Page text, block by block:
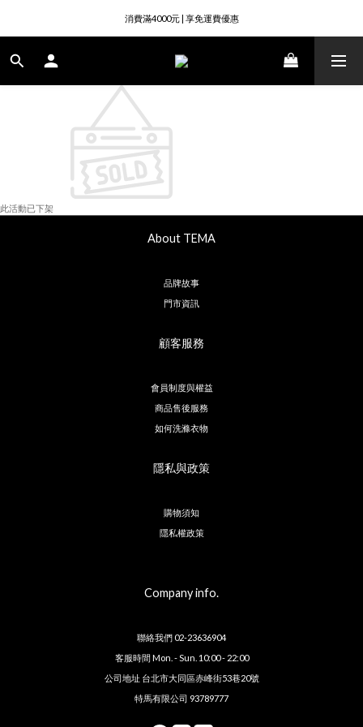
註冊成為會員即送50元購物金
消費滿4000元 | 享免運費優惠
註冊成為會員即送50元購物金
此活動已下架
About TEMA
品牌故事
門市資訊
顧客服務
會員制度與權益
商品售後服務
如何洗滌衣物
隱私與政策
購物須知
隱私權政策
Company info.
聯絡我們 02-23636904
客服時間 Mon. - Sun. 10:00 - 22:00
公司地址 台北市大同區赤峰街53巷20號
特馬有限公司 93789777